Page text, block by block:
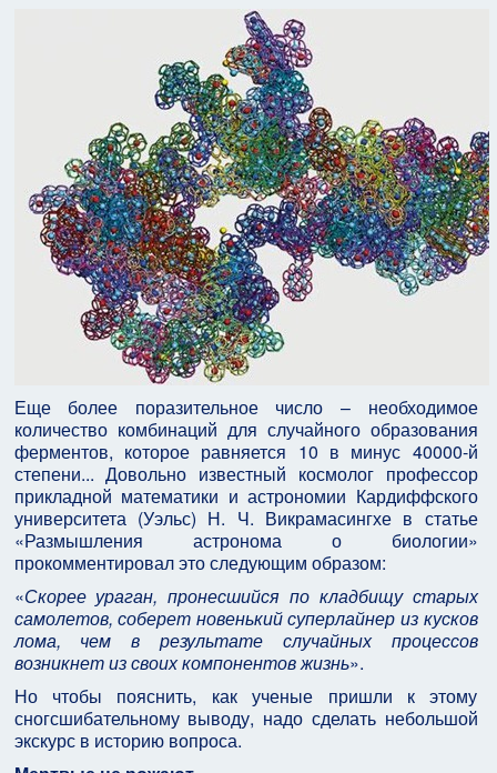
Еще более поразительное число – необходимое
количество комбинаций для случайного образования
ферментов, которое равняется 10 в минус 40000-й
степени... Довольно известный космолог профессор
прикладной математики и астрономии Кардиффского
университета (Уэльс) Н. Ч. Викрамасингхе в статье
«Размышления астронома о биологии»
прокомментировал это следующим образом:
«Скорее ураган, пронесшийся по кладбищу старых
самолетов, соберет новенький суперлайнер из кусков
лома, чем в результате случайных процессов
возникнет из своих компонентов жизнь».
Но чтобы пояснить, как ученые пришли к этому
сногсшибательному выводу, надо сделать небольшой
экскурс в историю вопроса.